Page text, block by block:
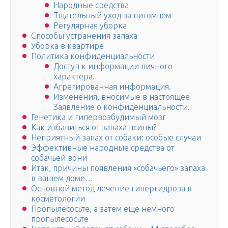
Народные средства
Тщательный уход за питомцем
Регулярная уборка
Способы устранения запаха
Уборка в квартире
Политика конфиденциальности
Доступ к информации личного
характера.
Агрегированная информация.
Изменения, вносимые в настоящее
Заявление о конфиденциальности.
Генетика и гипервозбудимый мозг
Как избавиться от запаха псины?
Неприятный запах от собаки: особые случаи
Эффективные народные средства от
собачьей вони
Итак, причины появления «собачьего» запаха
в вашем доме…
Основной метод лечение гипергидроза в
косметологии
Пропылесосьте, а затем еще немного
пропылесосьте